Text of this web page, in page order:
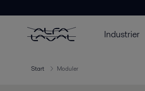
Industrier
Start Moduler